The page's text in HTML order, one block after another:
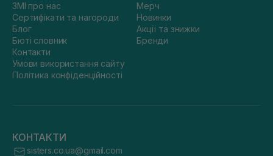
ЗМІ про нас
Сертифікати та нагороди
Блог
Бюті словник
Контакти
Умови використання сайту
Політика конфіденційності
Мерч
Новинки
Акції та знижки
Бренди
КОНТАКТИ
sisters.co.ua@gmail.com